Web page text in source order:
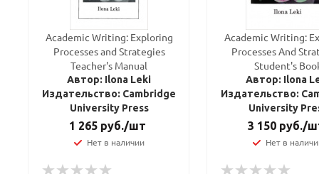
Academic Writing: Exploring
Processes and Strategies
Teacher's Manual
Автор: Ilona Leki
Издательство: Cambridge
University Press
1 265 руб./шт
Нет в наличии
Academic Writing:
Processes And
Student's
Автор: Ilona
Издательство:
University
3 150 руб./
Нет в